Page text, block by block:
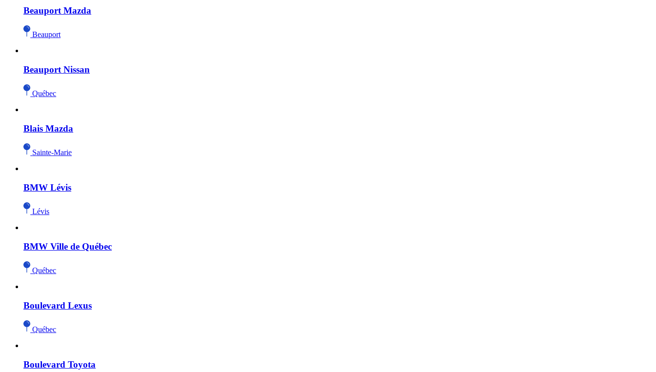
Beauport Mazda
Beauport
Beauport Nissan
Québec
Blais Mazda
Sainte-Marie
BMW Lévis
Lévis
BMW Ville de Québec
Québec
Boulevard Lexus
Québec
Boulevard Toyota